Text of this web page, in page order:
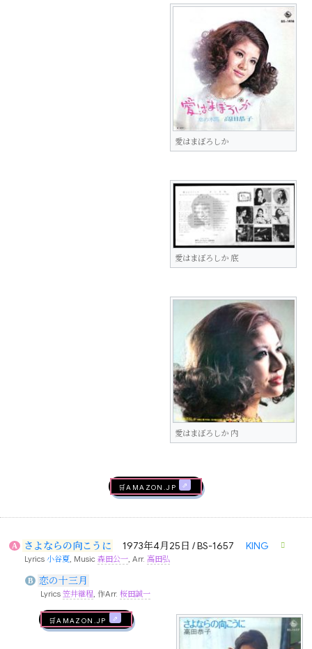
愛はまぼろしか
愛はまぼろしか 底
愛はまぼろしか 内
🛒AMAZON.jp
A さよならの向こうに 1973年4月25日 / BS-1657 KING
Lyrics小谷夏, Music森田公一, Arr.高田弘
B 恋の十三月
Lyrics 笠井継程, 作Arr. 桜田誠一
🛒AMAZON.jp